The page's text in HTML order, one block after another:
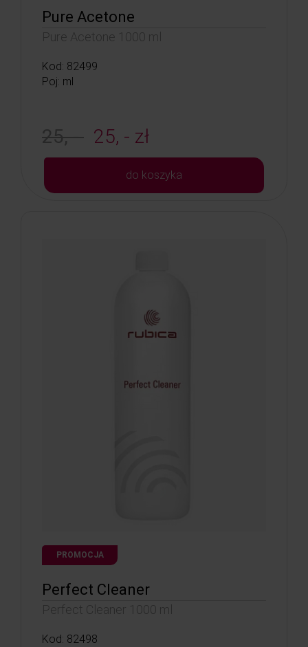
Pure Acetone
Pure Acetone 1000 ml
Kod: 82499
Poj: ml
25, - 25, - zł
do koszyka
PROMOCJA
Perfect Cleaner
Perfect Cleaner 1000 ml
Kod: 82498